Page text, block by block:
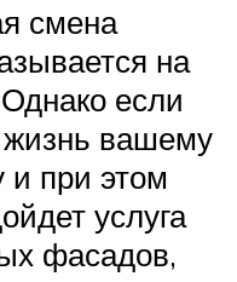
смена
на
если
жизнь вашему
и при этом
услуга
фасадов,